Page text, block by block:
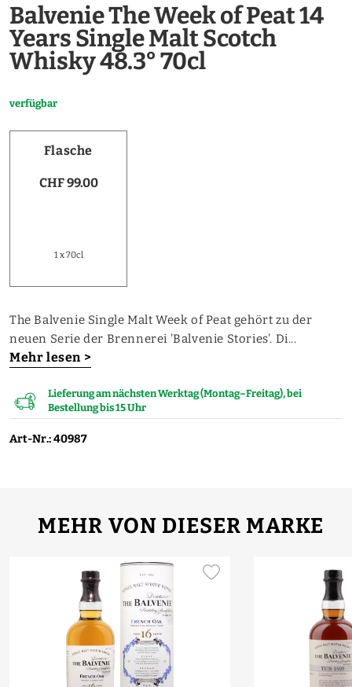
Balvenie The Week of Peat 14
Years Single Malt Scotch
Whisky 48.3° 70cl
verfügbar
Flasche
CHF 99.00
1 x 70cl
The Balvenie Single Malt Week of Peat gehört zu der
neuen Serie der Brennerei 'Balvenie Stories'. Di...
Mehr lesen >
Lieferung am nächsten Werktag (Montag–Freitag), bei
Bestellung bis 15 Uhr
Art-Nr.: 40987
MEHR VON DIESER MARKE